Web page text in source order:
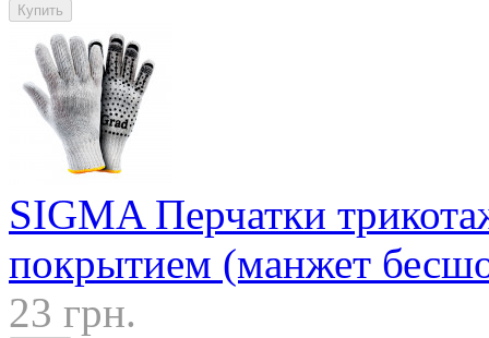
SIGMA Перчатки
покрытием (манжет
23 грн.